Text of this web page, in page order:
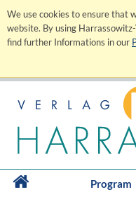
We use cookies to ensure that
website. By using
find further Informations in our
Program